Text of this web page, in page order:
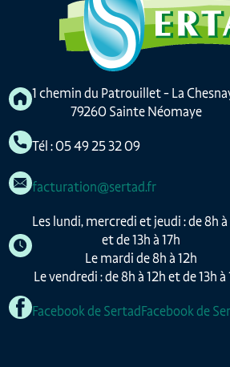
1 chemin du Patrouillet - La
79260 Sainte Néomaye
Tél : 05 49 25 32 09
facturation@sertad.fr
Les lundi, mercredi et jeudi : de 8h à
et de 13h à 17h
Le mardi de 8h à 12h
Le vendredi : de 8h à 12h et de 13h à
Facebook de SertadFacebook de